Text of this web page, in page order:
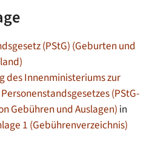
(PStG) (Geburten und
des Innenministeriums zur
(PStG-
Gebühren und Auslagen) in
1 (Gebührenverzeichnis)